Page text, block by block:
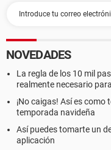
NOVEDADES
La regla de los 10 mil
realmente necesario
¡No caigas! Así es
temporada navideña
Así puedes tomarte un
aplicación